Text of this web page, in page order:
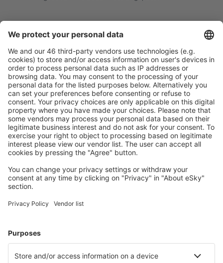
Buchen ohne Sorgen mit einer kostenlosen
Stornierungsoption.
Mehr sparen
Attraktive Preise und Spezialangebote für eingeloggte
Benutzer.
Unterkünfte, die Sie mögen
Wählen Sie aus über 1,3 Millionen Unterkünften: Hotels,
Hütten, Apartments und andere.
Meist gesuchte Hotels von eSky-Nutzern
Hotels in Italien - Beliebte Städte
Hotels in Mailand Hotels in Neapel